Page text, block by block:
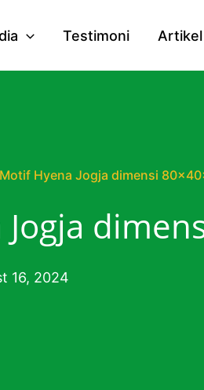
Testimoni Artikel
Hyena Jogja dimensi
16, 2024